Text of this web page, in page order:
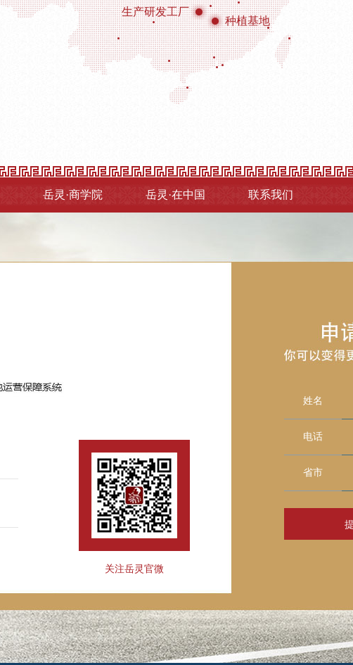
生产研发工厂
种植基地
岳灵·商学院 岳灵·在中国 联系我们
关注岳灵官微
姓名
电话
省市